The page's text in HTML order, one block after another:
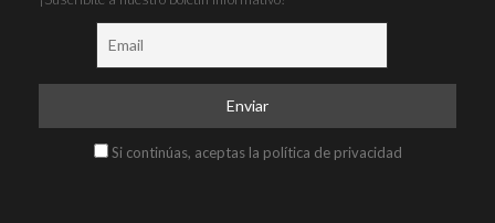
Si continúas, aceptas la política de privacidad